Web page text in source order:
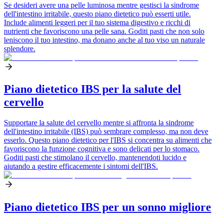
Se desideri avere una pelle luminosa mentre gestisci la sindrome
dell'intestino irritabile, questo piano dietetico può esserti utile.
Include alimenti leggeri per il tuo sistema digestivo e ricchi di
nutrienti che favoriscono una pelle sana. Goditi pasti che non solo
leniscono il tuo intestino, ma donano anche al tuo viso un naturale
splendore.
Piano dietetico IBS per la salute del
cervello
Supportare la salute del cervello mentre si affronta la sindrome
dell'intestino irritabile (IBS) può sembrare complesso, ma non deve
esserlo. Questo piano dietetico per l'IBS si concentra su alimenti che
favoriscono la funzione cognitiva e sono delicati per lo stomaco.
Goditi pasti che stimolano il cervello, mantenendoti lucido e
aiutando a gestire efficacemente i sintomi dell'IBS.
Piano dietetico IBS per un sonno migliore